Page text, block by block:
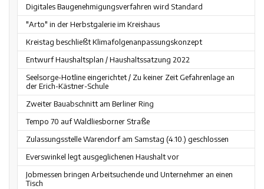
Digitales Baugenehmigungsverfahren wird Standard
"Arto" in der Herbstgalerie im Kreishaus
Kreistag beschließt Klimafolgenanpassungskonzept
Entwurf Haushaltsplan / Haushaltssatzung 2022
Seelsorge-Hotline eingerichtet / Zu keiner Zeit Gefahrenlage an
der Erich-Kästner-Schule
Zweiter Bauabschnitt am Berliner Ring
Tempo 70 auf Waldliesborner Straße
Zulassungsstelle Warendorf am Samstag (4.10.) geschlossen
Everswinkel legt ausgeglichenen Haushalt vor
Jobmessen bringen Arbeitsuchende und Unternehmer an einen
Tisch